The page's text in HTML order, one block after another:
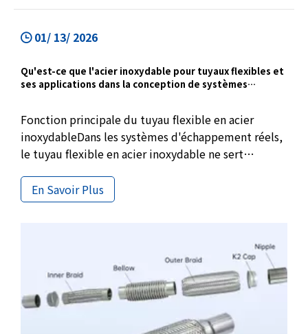
01/ 13/ 2026
Qu'est-ce que l'acier inoxydable pour tuyaux flexibles et
ses applications dans la conception de systèmes
Fonction principale du tuyau flexible en acier
inoxydableDans les systèmes d'échappement réels,
le tuyau flexible en acier inoxydable ne sert
d'échappement, mais est utilisé pour résoudre un
problème existant de longue date mais souvent
En Savoir Plus